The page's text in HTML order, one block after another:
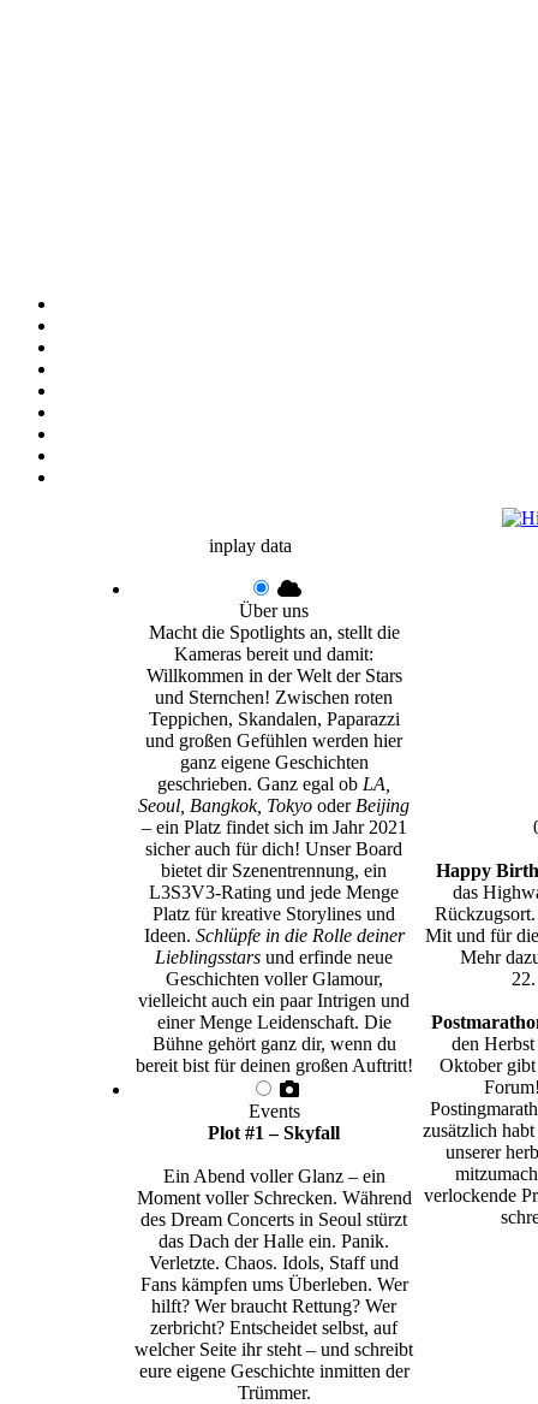
inplay data
Über uns
Macht die Spotlights an, stellt die
Kameras bereit und damit:
Willkommen in der Welt der Stars
und Sternchen! Zwischen roten
Teppichen, Skandalen, Paparazzi
und großen Gefühlen werden hier
ganz eigene Geschichten
geschrieben. Ganz egal ob LA,
Seoul, Bangkok, Tokyo oder Beijing
– ein Platz findet sich im Jahr 2021
sicher auch für dich! Unser Board
bietet dir Szenentrennung, ein
L3S3V3-Rating und jede Menge
Platz für kreative Storylines und
Ideen. Schlüpfe in die Rolle deiner
Lieblingsstars und erfinde neue
Geschichten voller Glamour,
vielleicht auch ein paar Intrigen und
einer Menge Leidenschaft. Die
Bühne gehört ganz dir, wenn du
bereit bist für deinen großen Auftritt!
Events
Plot #1 – Skyfall
Ein Abend voller Glanz – ein
Moment voller Schrecken. Während
des Dream Concerts in Seoul stürzt
das Dach der Halle ein. Panik.
Verletzte. Chaos. Idols, Staff und
Fans kämpfen ums Überleben. Wer
hilft? Wer braucht Rettung? Wer
zerbricht? Entscheidet selbst, auf
welcher Seite ihr steht – und schreibt
eure eigene Geschichte inmitten der
Trümmer.
Happy
das
Mit und für
Mehr
den
Oktober
zusätzlich
unserer
verlockende